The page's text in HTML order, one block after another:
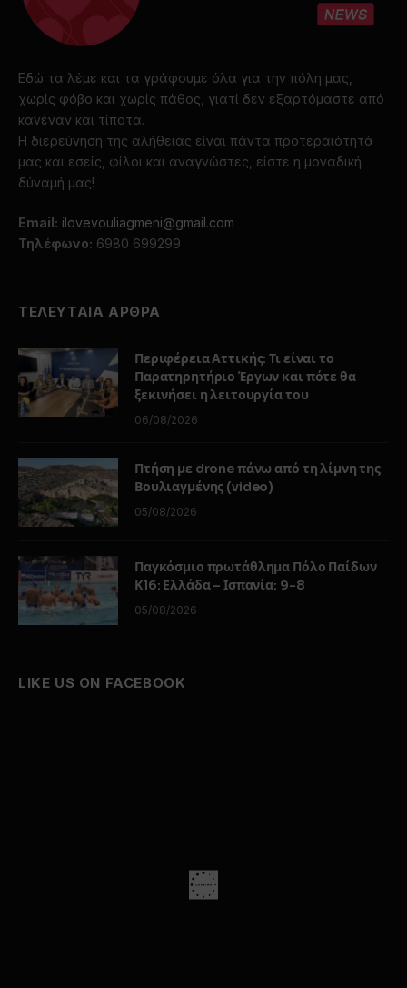
Εδώ τα λέμε και τα γράφουμε όλα για την πόλη μας,
χωρίς φόβο και χωρίς πάθος, γιατί δεν εξαρτόμαστε από
κανέναν και τίποτα.
Η διερεύνηση της αλήθειας είναι πάντα προτεραιότητά
μας και εσείς, φίλοι και αναγνώστες, είστε η μοναδική
δύναμή μας!
Email: ilovevouliagmeni@gmail.com
Τηλέφωνο: 6980 699299
ΤΕΛΕΥΤΑΙΑ ΑΡΘΡΑ
Περιφέρεια Αττικής: Τι είναι το
Παρατηρητήριο Έργων και πότε θα
ξεκινήσει η λειτουργία του
06/08/2026
Πτήση με drone πάνω από τη λίμνη της
Βουλιαγμένης (video)
05/08/2026
Παγκόσμιο πρωτάθλημα Πόλο Παίδων
Κ16: Ελλάδα – Ισπανία: 9-8
05/08/2026
LIKE US ON FACEBOOK